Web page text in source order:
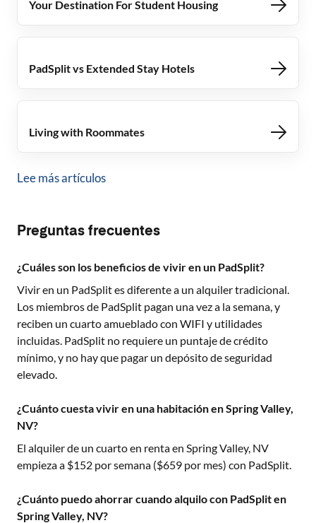
Your Destination For Student Housing
PadSplit vs Extended Stay Hotels
Living with Roommates
Lee más artículos
Preguntas frecuentes
¿Cuáles son los beneficios de vivir en un PadSplit?
Vivir en un PadSplit es diferente a un alquiler tradicional.
Los miembros de PadSplit pagan una vez a la semana, y
reciben un cuarto amueblado con WIFI y utilidades
incluidas. PadSplit no requiere un puntaje de crédito
mínimo, y no hay que pagar un depósito de seguridad
elevado.
¿Cuánto cuesta vivir en una habitación en Spring Valley,
NV?
El alquiler de un cuarto en renta en Spring Valley, NV
empieza a $152 por semana ($659 por mes) con PadSplit.
¿Cuánto puedo ahorrar cuando alquilo con PadSplit en
Spring Valley, NV?